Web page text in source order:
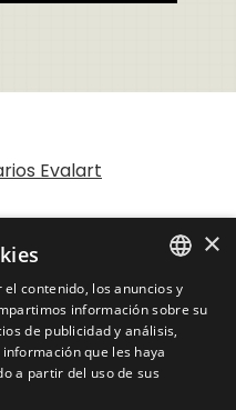
Evalart
ENGLISH
SPANISH
×
contenido, los anuncios y
información sobre su
de publicidad y análisis,
que les haya
a partir del uso de sus